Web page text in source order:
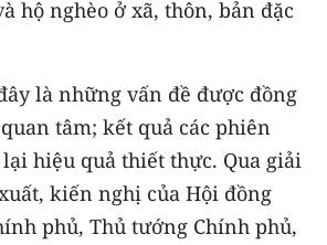
Công nghệ
hộ nghèo ở xã, thôn, bản đặc
là những vấn đề được đồng
tâm; kết quả các phiên
hiệu quả thiết thực. Qua giải
kiến nghị của Hội đồng
phủ, Thủ tướng Chính phủ,